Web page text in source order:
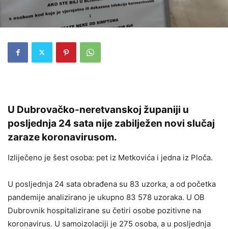
U Dubrovačko-neretvanskoj županiji u
posljednja 24 sata nije zabilježen novi slučaj
zaraze koronavirusom.
Izliječeno je šest osoba: pet iz Metkovića i jedna iz Ploča.
U posljednja 24 sata obrađena su 83 uzorka, a od početka
pandemije analizirano je ukupno 83 578 uzoraka. U OB
Dubrovnik hospitalizirane su četiri osobe pozitivne na
koronavirus. U samoizolaciji je 275 osoba, a u posljednja